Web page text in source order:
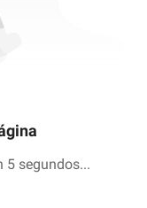
5 segundos...